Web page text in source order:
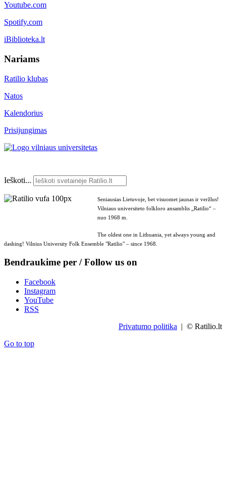
Youtube.com
Spotify.com
iBiblioteka.lt
Nariams
Ratilio klubas
Natos
Kalendorius
Prisijungimas
Ieškoti...
Seniausias Lietuvoje, bet visuomet jaunas ir veržlus!
Vilniaus universiteto folkloro ansamblis „Ratilio“ –
nuo 1968 m.
The oldest one in Lithuania, yet always young and
dashing! Vilnius University Folk Ensemble "Ratilio" – since 1968.
Bendraukime per / Follow us on
Facebook
Instagram
YouTube
RSS
Privatumo politika | © Ratilio.lt
Go to top